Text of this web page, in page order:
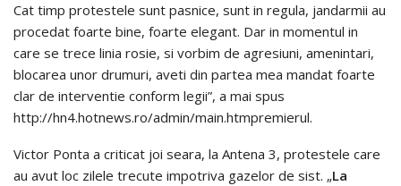
Cat timp protestele sunt pasnice, sunt in regula, jandarmii au
procedat foarte bine, foarte elegant. Dar in momentul in
care se trece linia rosie, si vorbim de agresiuni, amenintari,
blocarea unor drumuri, aveti din partea mea mandat foarte
clar de interventie conform legii”, a mai spus
http://hn4.hotnews.ro/admin/main.htmpremierul.
Victor Ponta a criticat joi seara, la Antena 3, protestele care
au avut loc zilele trecute impotriva gazelor de sist. „La